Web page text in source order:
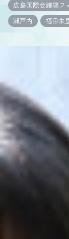
広島国際会議場フ
瀬戸内
福田朱